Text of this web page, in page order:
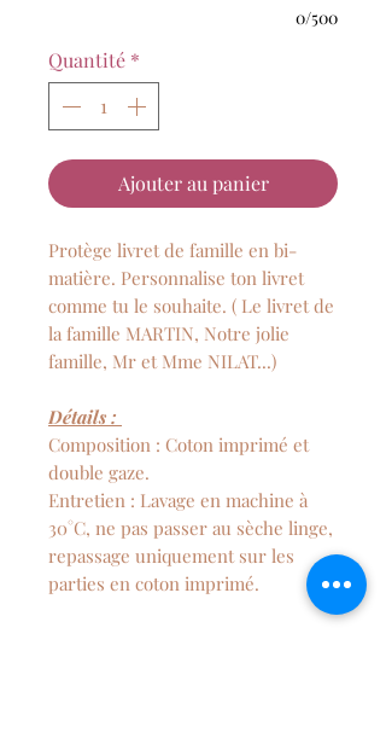
0/500
Quantité *
Ajouter au panier
Protège livret de famille en bi-
matière. Personnalise ton livret
comme tu le souhaite. ( Le livret de
la famille MARTIN, Notre jolie
famille, Mr et Mme NILAT...)
Détails :
Composition : Coton imprimé et
double gaze.
Entretien : Lavage en machine à
30°C, ne pas passer au sèche linge,
repassage uniquement sur les
parties en coton imprimé.